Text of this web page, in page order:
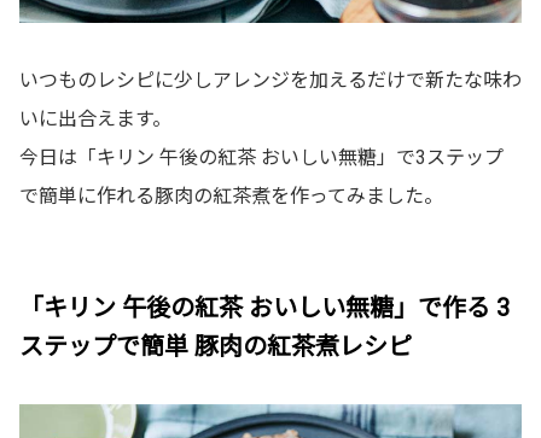
いつものレシピに少しアレンジを加えるだけで新たな味わ
いに出合えます。
今日は「キリン 午後の紅茶 おいしい無糖」で3ステップ
で簡単に作れる豚肉の紅茶煮を作ってみました。
「キリン 午後の紅茶 おいしい無糖」で作る 3
ステップで簡単 豚肉の紅茶煮レシピ